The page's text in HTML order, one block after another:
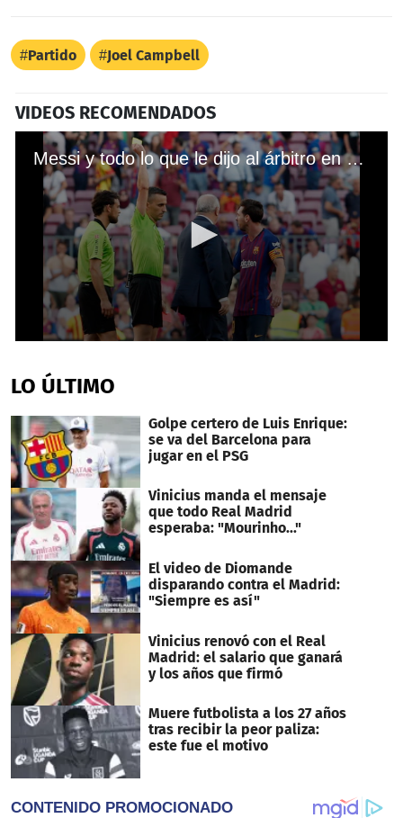
Partido Joel Campbell
VIDEOS RECOMENDADOS
Messi y todo lo que le dijo al árbitro en el Barcelona-Bilbao
of
1
16
seconds
LO ÚLTIMO
Golpe certero de Luis Enrique:
se va del Barcelona para
jugar en el PSG
Vinicius manda el mensaje
que todo Real Madrid
esperaba: "Mourinho..."
El video de Diomande
disparando contra el Madrid:
"Siempre es así"
Vinicius renovó con el Real
Madrid: el salario que ganará
y los años que firmó
Muere futbolista a los 27 años
tras recibir la peor paliza:
este fue el motivo